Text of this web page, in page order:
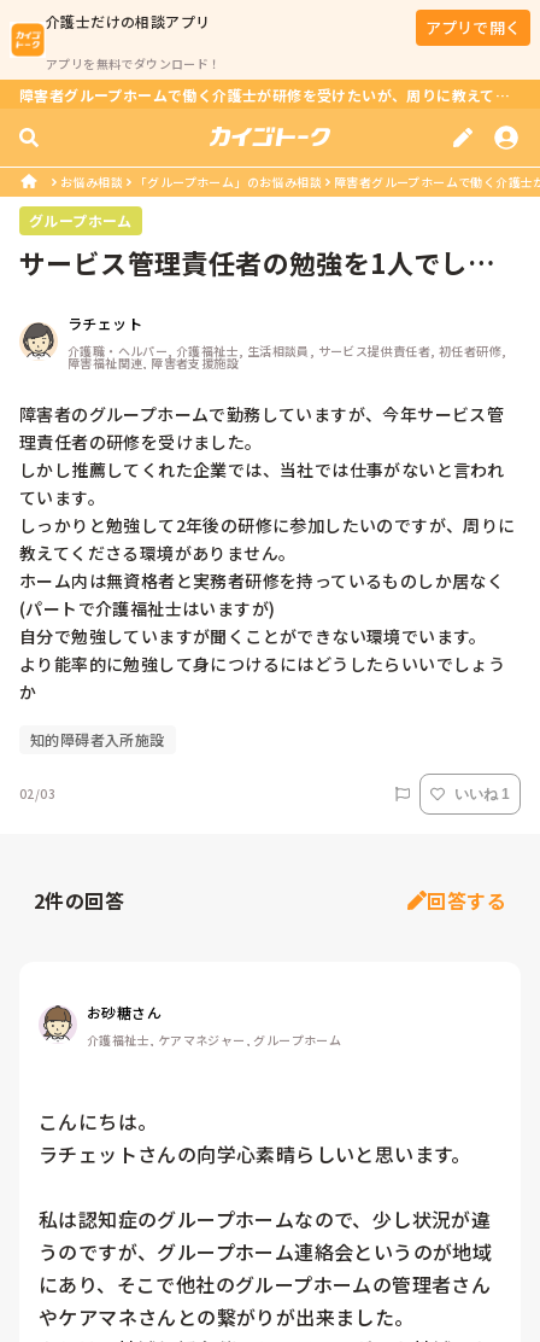
介護士だけの相談アプリ
アプリを無料でダウンロード！
アプリで開く
障害者グループホームで働く介護士が研修を受けたいが、周りに教えてくれる人がいない？
お悩み相談 「グループホーム」のお悩み相談 障害者グループホームで働く介護
グループホーム
サービス管理責任者の勉強を1人でして
ラチェット
介護職・ヘルパー, 介護福祉士, 生活相談員, サービス提供責任者, 初任者研修,
障害福祉関連, 障害者支援施設
障害者のグループホームで勤務していますが、今年サービス管
理責任者の研修を受けました。
しかし推薦してくれた企業では、当社では仕事がないと言われ
ています。
しっかりと勉強して2年後の研修に参加したいのですが、周りに
教えてくださる環境がありません。
ホーム内は無資格者と実務者研修を持っているものしか居なく
(パートで介護福祉士はいますが)
自分で勉強していますが聞くことができない環境でいます。
より能率的に勉強して身につけるにはどうしたらいいでしょう
か
知的障碍者入所施設
02/03 いいね 1
2件の回答 回答する
お砂糖さん
介護福祉士, ケアマネジャー, グループホーム
こんにちは。
ラチェットさんの向学心素晴らしいと思います。
私は認知症のグループホームなので、少し状況が違
うのですが、グループホーム連絡会というのが地域
にあり、そこで他社のグループホームの管理者さん
やケアマネさんとの繋がりが出来ました。